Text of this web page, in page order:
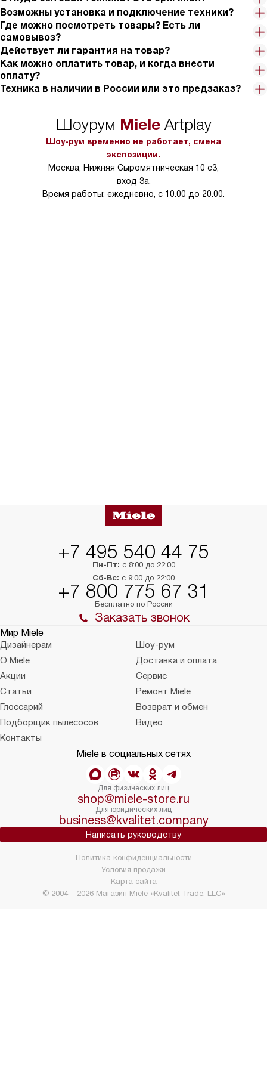
Возможны установка и подключение техники?
Где можно посмотреть товары? Есть ли
самовывоз?
Действует ли гарантия на товар?
Как можно оплатить товар, и когда внести
оплату?
Техника в наличии в России или это предзаказ?
Шоурум MieleArtplay
Шоу-рум временно не работает, смена
экспозиции.
Москва, Нижняя Сыромятническая 10 с3,
вход 3а.
Время работы: ежедневно, с 10.00 до 20.00.
+7 495 540 44 75
Пн-Пт: с 8:00 до 22:00
Сб-Вс: с 9:00 до 22:00
+7 800 775 67 31
Бесплатно по России
Заказать звонок
Мир Miele
Дизайнерам
Шоу-рум
О Miele
Доставка и оплата
Акции
Сервис
Статьи
Ремонт Miele
Глоссарий
Возврат и обмен
Подборщик пылесосов
Видео
Контакты
Miele в социальных сетях
Для физических лиц
shop@miele-store.ru
Для юридических лиц
business@kvalitet.company
Написать руководству
© 2004 – 2026 Магазин Miele «Kvalitet Trade, LLC»
Политика конфиденциальности
Условия продажи
Карта сайта